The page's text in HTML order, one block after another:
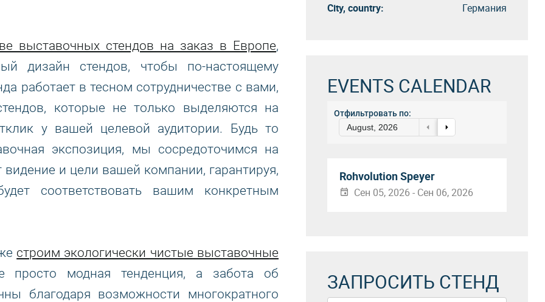
выставочных стендов на заказ в Европе,
дизайн стендов, чтобы по-настоящему
работает в тесном сотрудничестве с вами,
которые не только выделяются на
у вашей целевой аудитории. Будь то
экспозиция, мы сосредоточимся на
и цели вашей компании, гарантируя,
соответствовать вашим конкретным
строим экологически чистые выставочные
модная тенденция, а забота об
благодаря возможности многократного
City, country:
Германия
EVENTS CALENDAR
Отфильтровать по:
August, 2026
Rohvolution Speyer
Сен 05, 2026 - Сен 06, 2026
ЗАПРОСИТЬ СТЕНД